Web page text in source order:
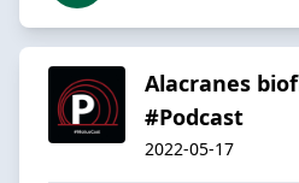
Alacranes
#Podcast
2022-05-17